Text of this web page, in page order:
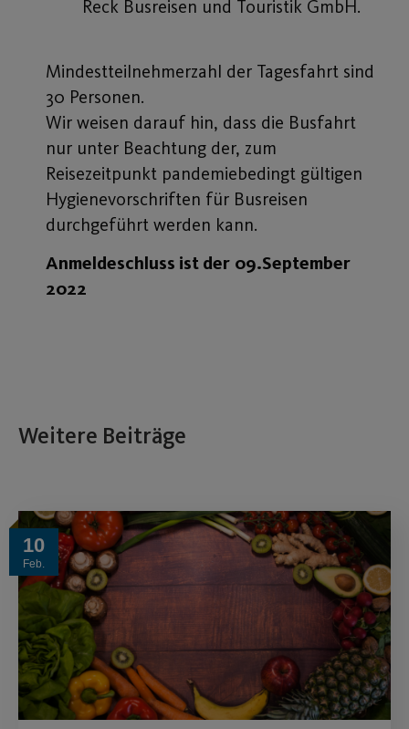
Reck Busreisen und Touristik GmbH.
Mindestteilnehmerzahl der Tagesfahrt sind
30 Personen.
Wir weisen darauf hin, dass die Busfahrt
nur unter Beachtung der, zum
Reisezeitpunkt pandemiebedingt gültigen
Hygienevorschriften für Busreisen
durchgeführt werden kann.
Anmeldeschluss ist der 09.September
2022
Weitere Beiträge
10
Feb.